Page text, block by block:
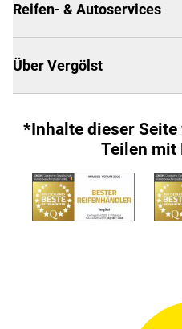
Reifen- & Autoservices
Über Vergölst
*Inhalte dieser
Teilen mit